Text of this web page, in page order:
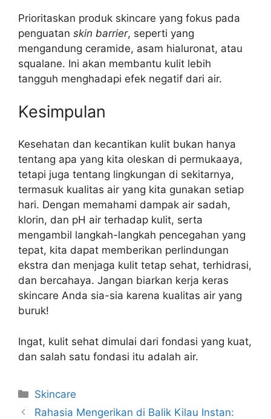
Prioritaskan produk skincare yang fokus pada
penguatan skin barrier, seperti yang
mengandung ceramide, asam hialuronat, atau
squalane. Ini akan membantu kulit lebih
tangguh menghadapi efek negatif dari air.
Kesimpulan
Kesehatan dan kecantikan kulit bukan hanya
tentang apa yang kita oleskan di permukaaya,
tetapi juga tentang lingkungan di sekitarnya,
termasuk kualitas air yang kita gunakan setiap
hari. Dengan memahami dampak air sadah,
klorin, dan pH air terhadap kulit, serta
mengambil langkah-langkah pencegahan yang
tepat, kita dapat memberikan perlindungan
ekstra dan menjaga kulit tetap sehat, terhidrasi,
dan bercahaya. Jangan biarkan kerja keras
skincare Anda sia-sia karena kualitas air yang
buruk!
Ingat, kulit sehat dimulai dari fondasi yang kuat,
dan salah satu fondasi itu adalah air.
Kategori
Skincare
Rahasia Mengerikan di Balik Kilau Instan: